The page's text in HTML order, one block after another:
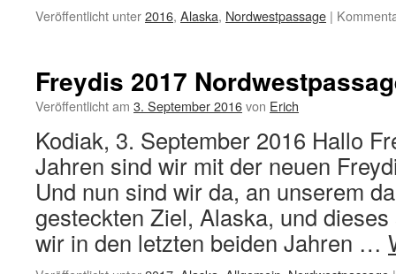
Veröffentlicht unter2016, Alaska, Nordwestpassage |
Freydis 2017
Veröffentlicht am 3. September 2016von Erich
Kodiak, 3. September 2016 Hallo
Jahren sind wir mit der neuen
Und nun sind wir da, an unserem
gesteckten Ziel, Alaska, und
wir in den letzten beiden Jahren …